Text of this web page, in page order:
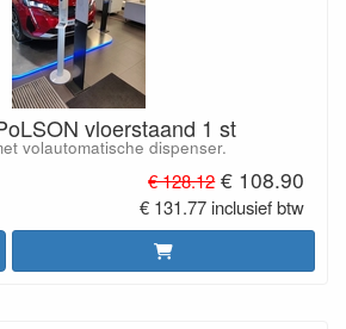
vloerstaand 1 st
volautomatische dispenser.
€ 128.12 € 108.90
€ 131.77 inclusief btw